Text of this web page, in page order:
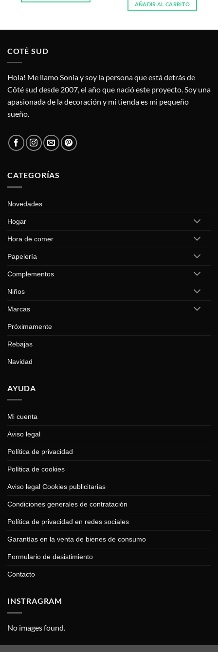
AÑADIR AL CARRITO
COTÊ SUD
Hola! Me llamo Sonia y soy la persona que está detrás de
Côté sud desde 2007, el año que nació este proyecto. Soy una
apasionada de la decoración y mi tienda es mi pequeño
sueño.
CATEGORÍAS
Novedades
Hogar
Hora de comer
Papelería
Complementos
Niños
Marcas
Próximamente
Rebajas
Navidad
AYUDA
Mi cuenta
Aviso legal
Política de privacidad
Política de cookies
Aviso legal Cookies publicitarias
Condiciones generales de contratación
Política de privacidad en redes sociales
Garantías en la venta de bienes de consumo
Formulario de desistimiento
Contacto
INSTRAGRAM
No images found.